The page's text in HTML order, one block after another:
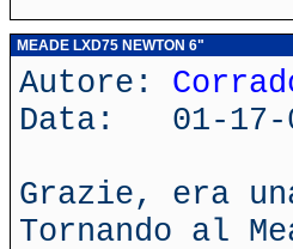
MEADE LXD75 NEWTON 6"
Autore:
Data: 01-17-
Grazie, era
Tornando al